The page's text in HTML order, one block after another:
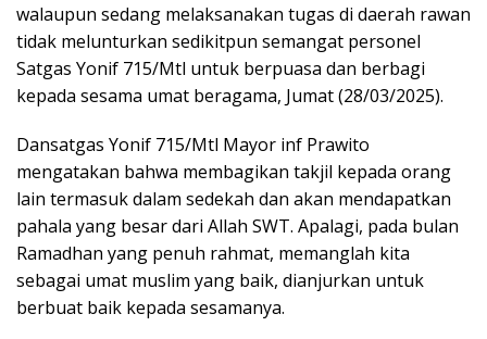
walaupun sedang melaksanakan tugas di daerah rawan
tidak melunturkan sedikitpun semangat personel
Satgas Yonif 715/Mtl untuk berpuasa dan berbagi
kepada sesama umat beragama, Jumat (28/03/2025).
Dansatgas Yonif 715/Mtl Mayor inf Prawito
mengatakan bahwa membagikan takjil kepada orang
lain termasuk dalam sedekah dan akan mendapatkan
pahala yang besar dari Allah SWT. Apalagi, pada bulan
Ramadhan yang penuh rahmat, memanglah kita
sebagai umat muslim yang baik, dianjurkan untuk
berbuat baik kepada sesamanya.